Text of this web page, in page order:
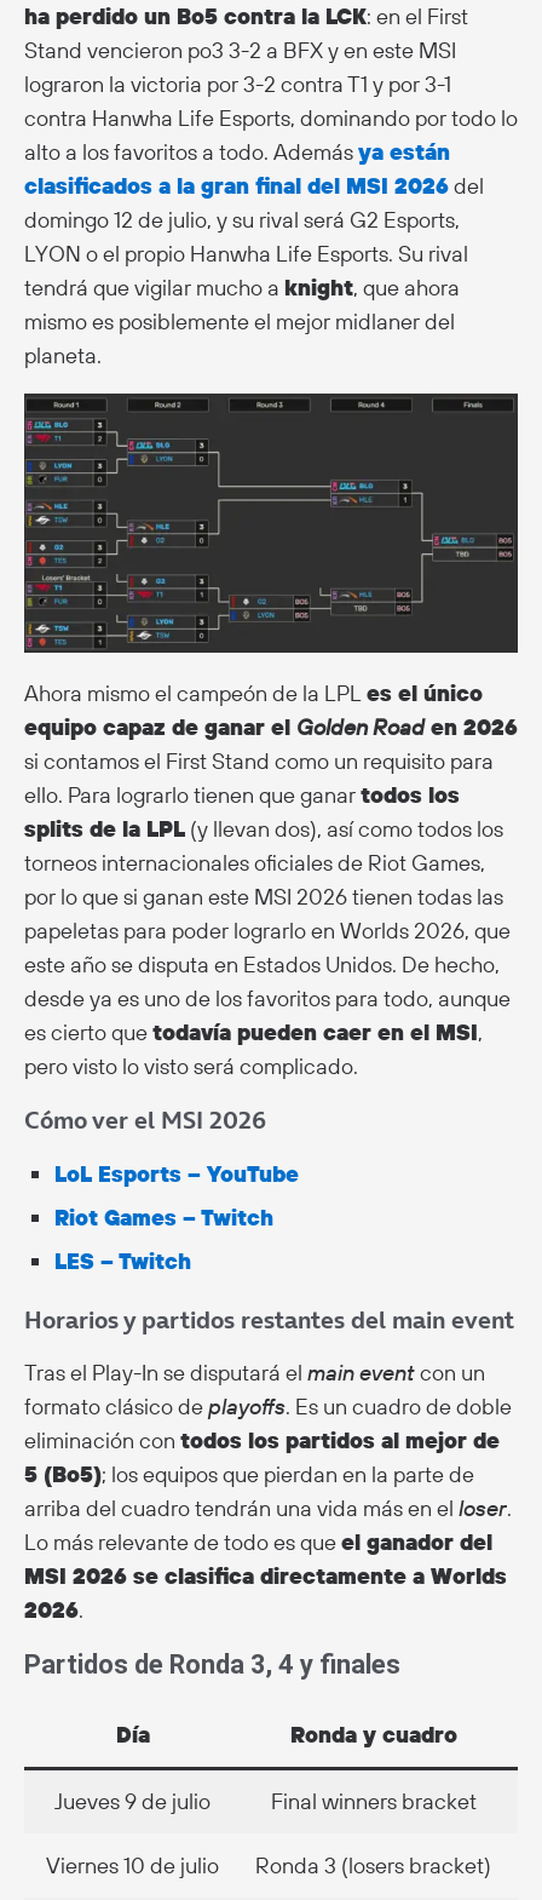
ha perdido un Bo5 contra la LCK: en el First
Stand vencieron po3 3-2 a BFX y en este MSI
lograron la victoria por 3-2 contra T1 y por 3-1
contra Hanwha Life Esports, dominando por todo lo
alto a los favoritos a todo. Ademásya están
clasificados a la gran final del MSI 2026del
domingo 12 de julio, y su rival será G2 Esports,
LYON o el propio Hanwha Life Esports. Su rival
tendrá que vigilar mucho a knight, que ahora
mismo es posiblemente el mejor midlaner del
planeta.
Ahora mismo el campeón de la LPLes el único
equipo capaz de ganar el Golden Roaden 2026
si contamos el First Stand como un requisito para
ello. Para lograrlo tienen que ganartodos los
splits de la LPL (y llevan dos), así como todos los
torneos internacionales oficiales de Riot Games,
por lo que si ganan este MSI 2026 tienen todas las
papeletas para poder lograrlo en Worlds 2026, que
este año se disputa en Estados Unidos. De hecho,
desde ya es uno de los favoritos para todo, aunque
es cierto quetodavía pueden caer en el MSI,
pero visto lo visto será complicado.
Cómo ver el MSI 2026
LoL Esports – YouTube
Riot Games – Twitch
LES – Twitch
Horarios y partidos restantes del main event
Tras el Play-In se disputará el main eventcon un
formato clásico deplayoffs. Es un cuadro de doble
eliminación con todos los partidos al mejor de
5 (Bo5); los equipos que pierdan en la parte de
arriba del cuadro tendrán una vida más en el loser.
Lo más relevante de todo es queel ganador del
MSI 2026 se clasifica directamente a Worlds
2026.
Partidos de Ronda 3, 4 y finales
Día Ronda y cuadro
Jueves 9 de julio Final winners bracket
Viernes 10 de julio Ronda 3 (losers bracket)